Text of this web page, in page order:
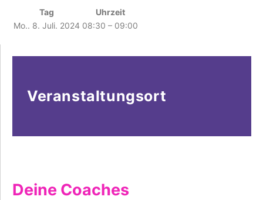
Tag
Uhrzeit
Mo.. 8. Juli. 2024 08:30 – 09:00
Veranstaltungsort
Deine Coaches